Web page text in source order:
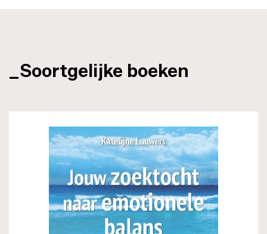
_Soortgelijke boeken